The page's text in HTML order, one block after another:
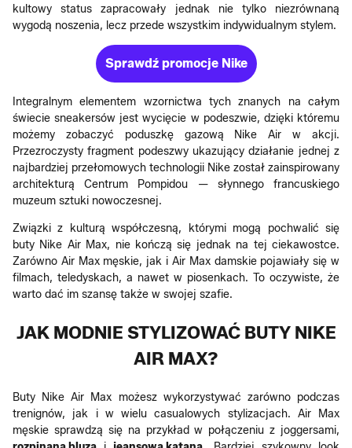
kultowy status zapracowały jednak nie tylko niezrównaną
wygodą noszenia, lecz przede wszystkim indywidualnym stylem.
Sprawdź promocje Nike
Integralnym elementem wzornictwa tych znanych na całym
świecie sneakersów jest wycięcie w podeszwie, dzięki któremu
możemy zobaczyć poduszkę gazową Nike Air w akcji.
Przezroczysty fragment podeszwy ukazujący działanie jednej z
najbardziej przełomowych technologii Nike został zainspirowany
architekturą Centrum Pompidou — słynnego francuskiego
muzeum sztuki nowoczesnej.
Związki z kulturą współczesną, którymi mogą pochwalić się
buty Nike Air Max, nie kończą się jednak na tej ciekawostce.
Zarówno Air Max męskie, jak i Air Max damskie pojawiały się w
filmach, teledyskach, a nawet w piosenkach. To oczywiste, że
warto dać im szansę także w swojej szafie.
JAK MODNIE STYLIZOWAĆ BUTY NIKE
AIR MAX?
Buty Nike Air Max możesz wykorzystywać zarówno podczas
trenignów, jak i w wielu casualowych stylizacjach. Air Max
męskie sprawdzą się na przykład w połączeniu z joggersami,